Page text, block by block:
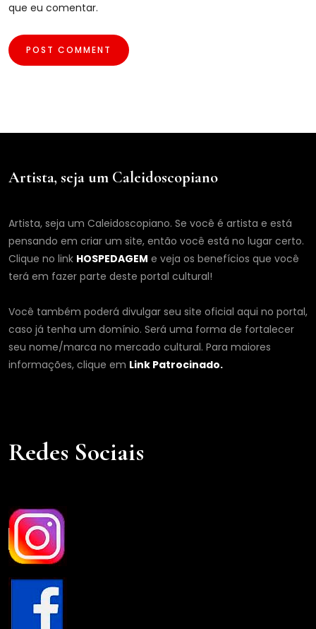
que eu comentar.
Artista, seja um Caleidoscopiano
Artista, seja um Caleidoscopiano. Se você é artista e está
pensando em criar um site, então você está no lugar certo.
Clique no link HOSPEDAGEM e veja os benefícios que você
terá em fazer parte deste portal cultural!
Você também poderá divulgar seu site oficial aqui no portal,
caso já tenha um domínio. Será uma forma de fortalecer
seu nome/marca no mercado cultural. Para maiores
informações, clique em Link Patrocinado.
Redes Sociais